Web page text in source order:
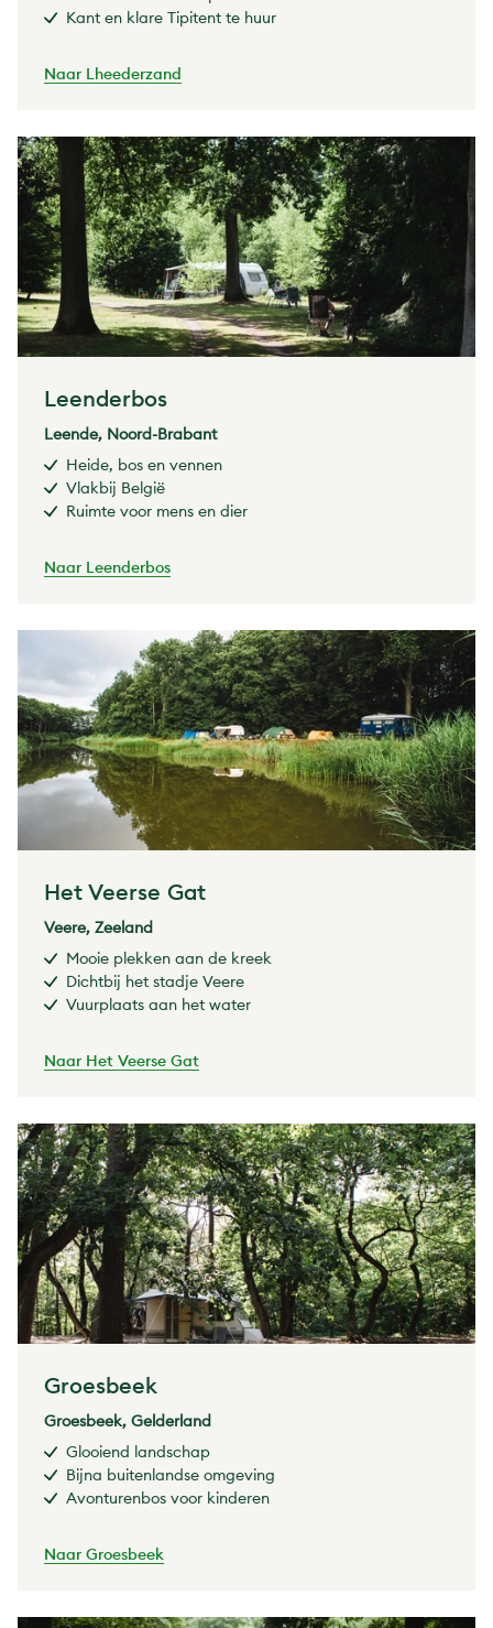
Kant en klare Tipitent te huur
Naar Lheederzand
Leenderbos
Leende, Noord-Brabant
Heide, bos en vennen
Vlakbij België
Ruimte voor mens en dier
Naar Leenderbos
Het Veerse Gat
Veere, Zeeland
Mooie plekken aan de kreek
Dichtbij het stadje Veere
Vuurplaats aan het water
Naar Het Veerse Gat
Groesbeek
Groesbeek, Gelderland
Glooiend landschap
Bijna buitenlandse omgeving
Avonturenbos voor kinderen
Naar Groesbeek